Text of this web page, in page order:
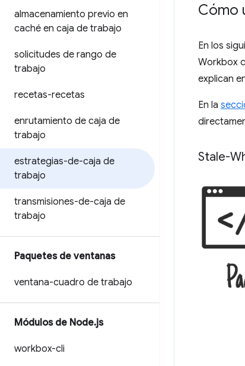
almacenamiento previo en
caché en caja de trabajo
solicitudes de rango de
trabajo
recetas-recetas
enrutamiento de caja de
trabajo
estrategias-de-caja de
trabajo
transmisiones-de-caja de
trabajo
Paquetes de ventanas
ventana-cuadro de trabajo
Módulos de Node.js
workbox-cli
Cómo
En los
Workbox
explican
En la
Stale-